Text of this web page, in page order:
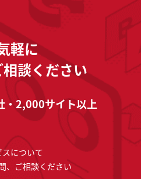
軽に
談ください
・2,000サイト以上
スについて
、ご相談ください